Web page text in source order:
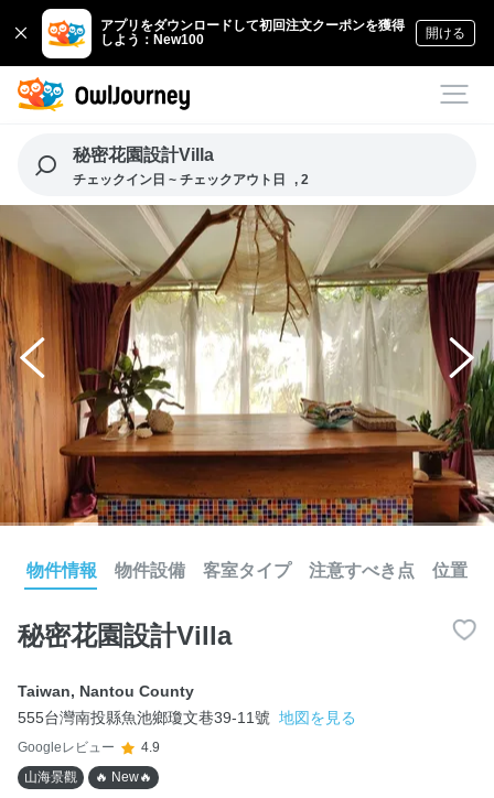
アプリをダウンロードして初回注文クーポンを獲得
しよう：New100
開ける
秘密花園設計Villa
チェックイン日 ~ チェックアウト日 , 2
物件情報 物件設備 客室タイプ 注意すべき点 位置
秘密花園設計Villa
Taiwan, Nantou County
555台灣南投縣魚池鄉瓊文巷39-11號 地図を見る
Googleレビュー
4.9
山海景觀
🔥 New🔥